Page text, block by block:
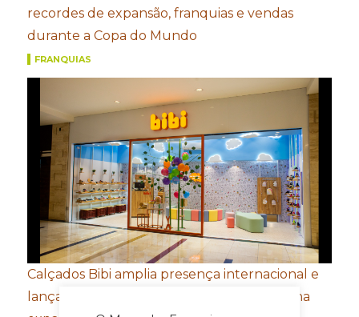
recordes de expansão, franquias e vendas
durante a Copa do Mundo
FRANQUIAS
Calçados Bibi amplia presença internacional e
lança e-commerce em Honduras de olho na